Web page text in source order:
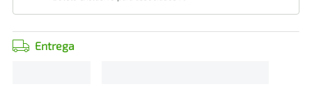
Entrega